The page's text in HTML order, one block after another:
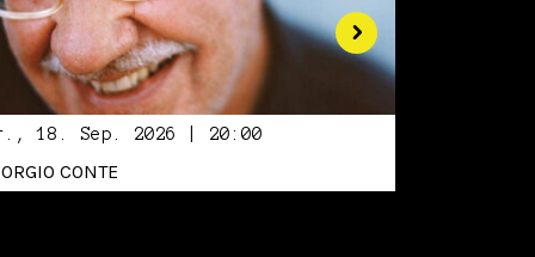
18. Sep. 2026 | 20:00
CONTE